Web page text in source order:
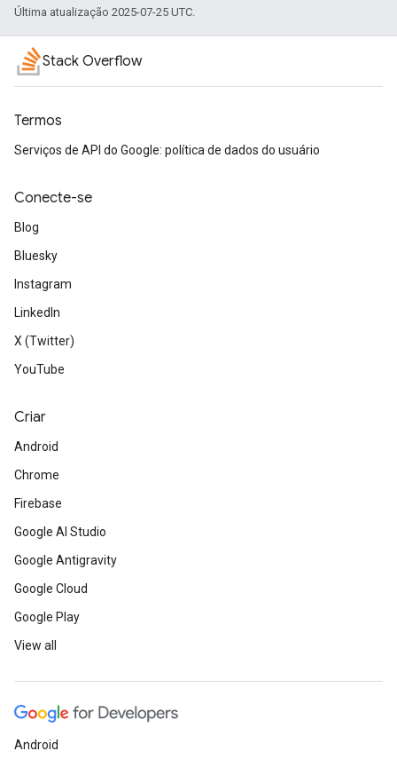
Última atualização 2025-07-25 UTC.
Stack Overflow
Termos
Serviços de API do Google: política de dados do usuário
Conecte-se
Blog
Bluesky
Instagram
LinkedIn
X (Twitter)
YouTube
Criar
Android
Chrome
Firebase
Google AI Studio
Google Antigravity
Google Cloud
Google Play
View all
Android